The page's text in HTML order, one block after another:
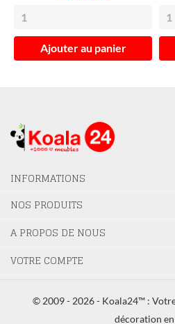
Ajouter au panier
INFORMATIONS
NOS PRODUITS
A PROPOS DE NOUS
VOTRE COMPTE
© 2009 - 2026 - Koala24™ :
décoration